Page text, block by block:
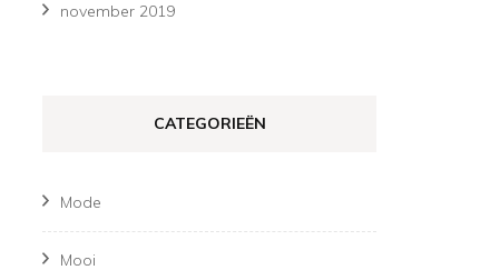
november 2019
CATEGORIEËN
Mode
Mooi